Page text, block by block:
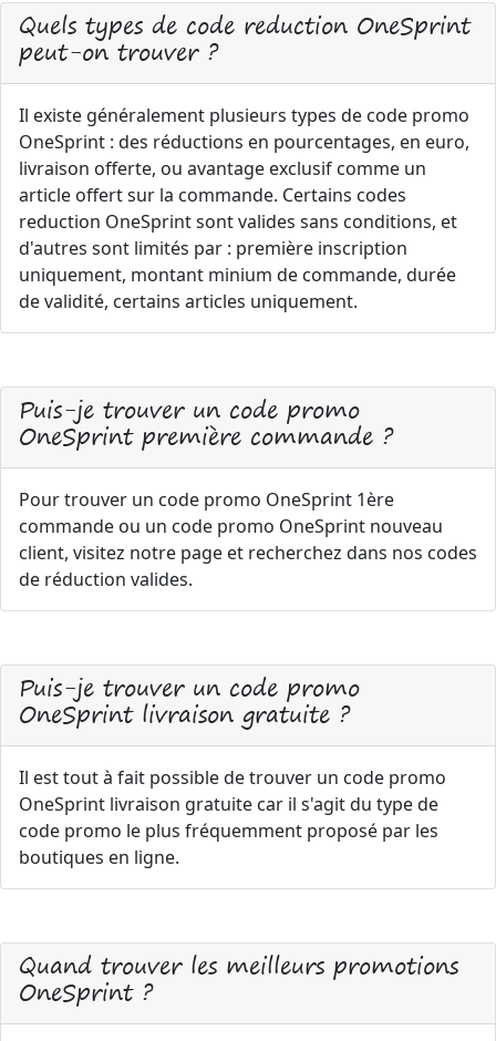
Quels types de code reduction OneSprint
peut-on trouver ?
Il existe généralement plusieurs types de code promo
OneSprint : des réductions en pourcentages, en euro,
livraison offerte, ou avantage exclusif comme un
article offert sur la commande. Certains codes
reduction OneSprint sont valides sans conditions, et
d'autres sont limités par : première inscription
uniquement, montant minium de commande, durée
de validité, certains articles uniquement.
Puis-je trouver un code promo
OneSprint première commande ?
Pour trouver un code promo OneSprint 1ère
commande ou un code promo OneSprint nouveau
client, visitez notre page et recherchez dans nos codes
de réduction valides.
Puis-je trouver un code promo
OneSprint livraison gratuite ?
Il est tout à fait possible de trouver un code promo
OneSprint livraison gratuite car il s'agit du type de
code promo le plus fréquemment proposé par les
boutiques en ligne.
Quand trouver les meilleurs promotions
OneSprint ?